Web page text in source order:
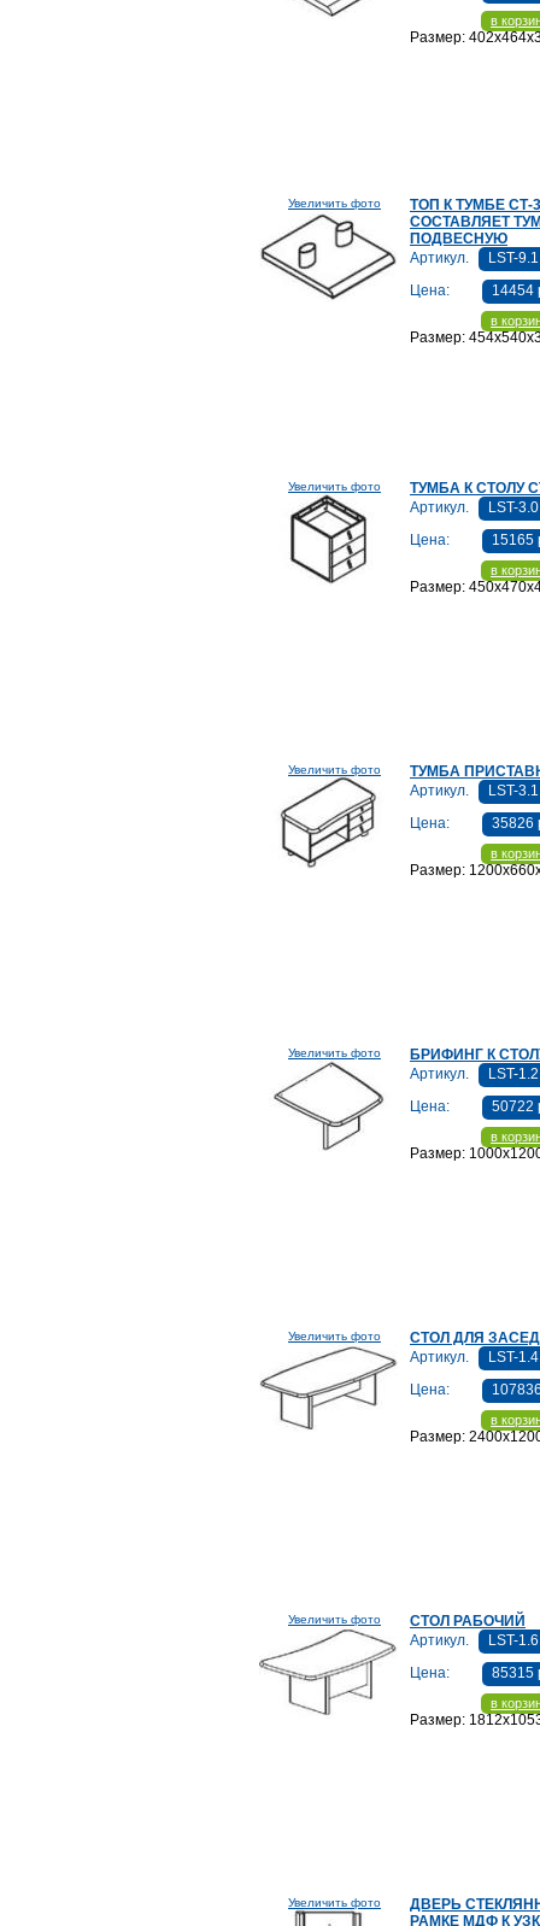
в
Размер:
Увеличить фото
ТОП К ТУМБЕ СТ-
СОСТАВЛЯЕТ
ПОДВЕСНУЮ
Артикул.
LST-9.1
Цена:
14454
в
Размер:
Увеличить фото
ТУМБА К СТОЛУ
Артикул.
LST-3.0
Цена:
15165
в
Размер:
Увеличить фото
ТУМБА
Артикул.
LST-3.1
Цена:
35826
в
Размер:
Увеличить фото
БРИФИНГ К
Артикул.
LST-1.2
Цена:
50722
в
Размер:
Увеличить фото
СТОЛ ДЛЯ
Артикул.
LST-1.4
Цена:
в
Размер:
Увеличить фото
СТОЛ РАБОЧИЙ
Артикул.
LST-1.6
Цена:
85315
в
Размер:
Увеличить фото
ДВЕРЬ
РАМКЕ МДФ К